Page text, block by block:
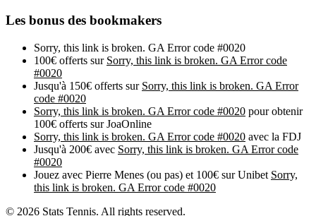
Les bonus des bookmakers
Sorry, this link is broken. GA Error code #0020
100€ offerts sur Sorry, this link is broken. GA Error code
#0020
Jusqu'à 150€ offerts sur Sorry, this link is broken. GA Error
code #0020
Sorry, this link is broken. GA Error code #0020 pour obtenir
100€ offerts sur JoaOnline
Sorry, this link is broken. GA Error code #0020 avec la FDJ
Jusqu'à 200€ avec Sorry, this link is broken. GA Error code
#0020
Jouez avec Pierre Menes (ou pas) et 100€ sur Unibet Sorry,
this link is broken. GA Error code #0020
© 2026 Stats Tennis. All rights reserved.